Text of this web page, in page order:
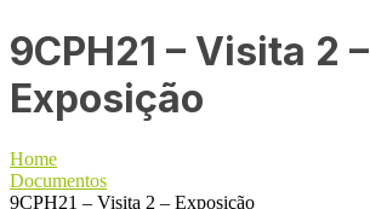
9CPH21 – Visita 2 –
Exposição
Home
Documentos
9CPH21 – Visita 2 – Exposição